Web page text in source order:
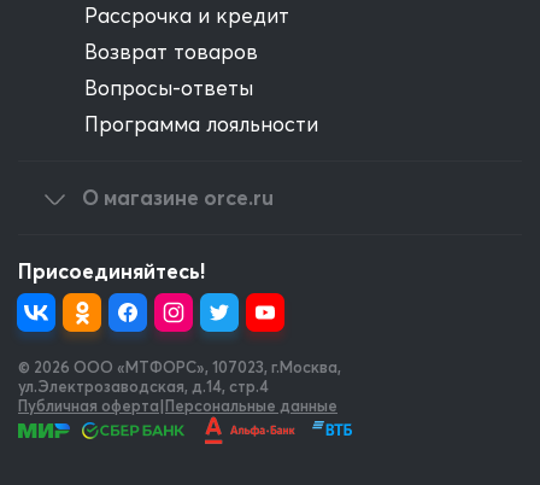
Рассрочка и кредит
Возврат товаров
Вопросы-ответы
Программа лояльности
О магазине orce.ru
Присоединяйтесь!
© 2026 OOO «МТФОРС», 107023, г.Москва,
ул.Электрозаводская, д.14, стр.4
Публичная оферта|Персональные данные